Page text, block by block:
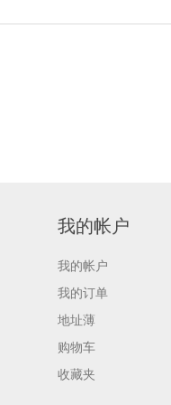
我的帐户
我的帐户
我的订单
地址薄
购物车
收藏夹